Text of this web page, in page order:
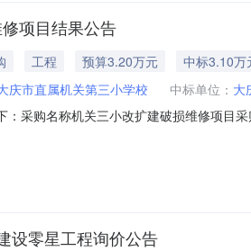
项目结果公告
工程 预算3.20万元
中标3.10万
庆市直属机关第三小学校 中标单位： 大
采购名称机关三小改扩建破损维修项
2026-08-07310000.00%
设零星工程询价公告